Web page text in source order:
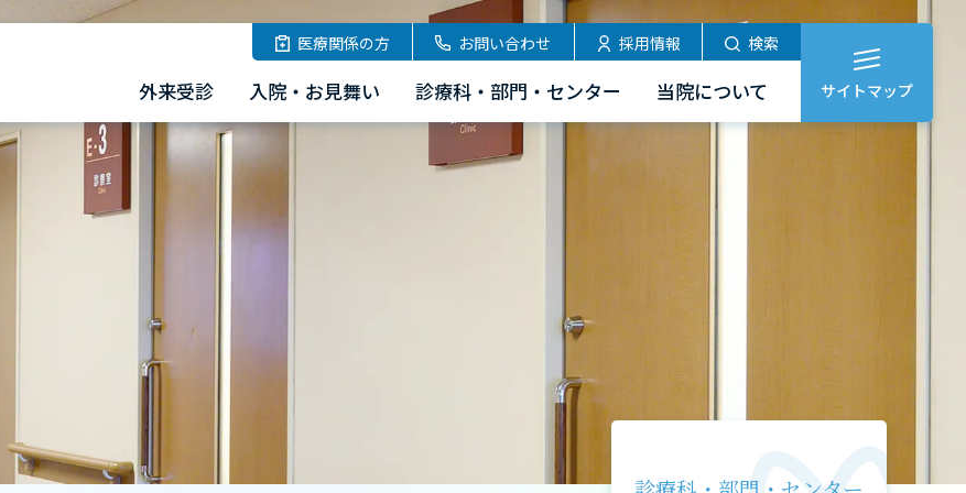
医療関係の方 お問い合わせ 採用情報 検索
外来受診 入院・お見舞い 診療科・部門・センター 当院について サイトマップ